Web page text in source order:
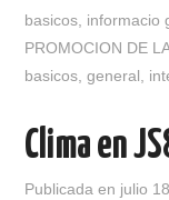
PLAN DE BANDAS
PROMOCIÓN DE LA
basicos, informacio
PROMOCION DE
basicos,general,
Clima en
Publicada en julio